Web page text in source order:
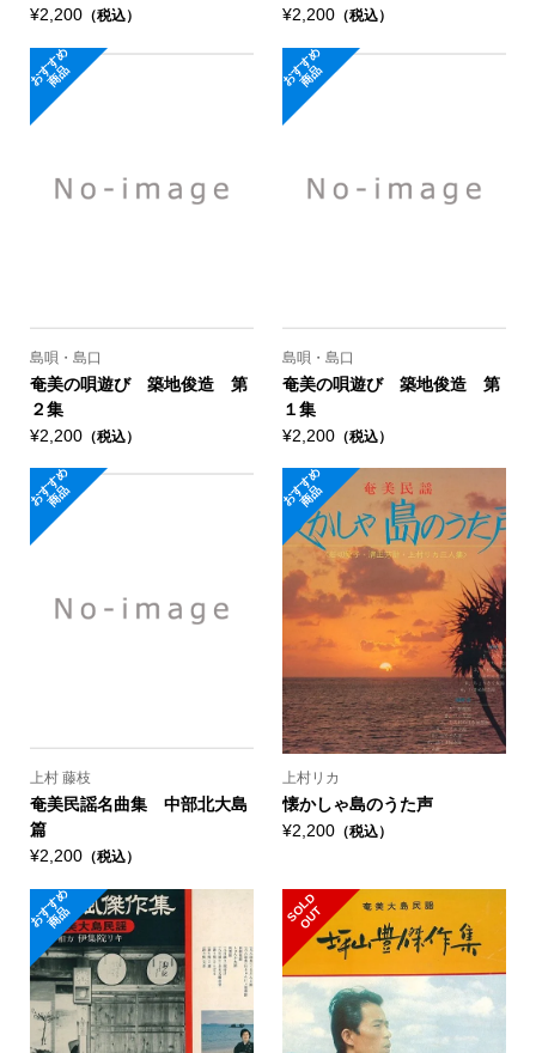
¥2,200（税込）
¥2,200 （税込）
お
す
す
め
商
品
島唄・島口
奄美の唄遊び 築地俊造 第
２集
¥2,200（税込）
お
す
す
め
商
品
島唄・島口
奄美の唄遊び 築地俊造 第
１集
¥2,200 （税込）
お
す
す
め
商
品
上村 藤枝
奄美民謡名曲集 中部北大島
篇
¥2,200（税込）
お
す
す
め
商
品
上村リカ
懐かしゃ島のうた声
¥2,200 （税込）
お
す
す
め
商
品 S
O
L
D
O
U
T